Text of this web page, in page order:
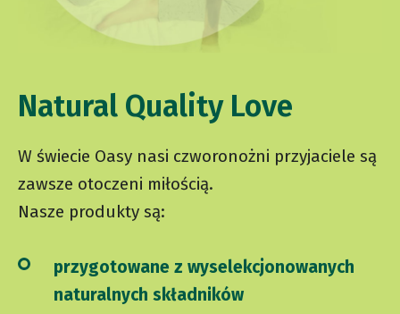
Natural Quality Love
W świecie Oasy nasi czworonożni przyjaciele są
zawsze otoczeni miłością.
Nasze produkty są:
przygotowane z wyselekcjonowanych
naturalnych składników